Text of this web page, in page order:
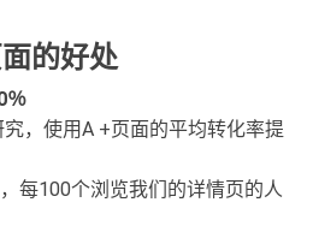
的好处
％
，使用A +页面的平均转化率提
每100个浏览我们的详情页的人